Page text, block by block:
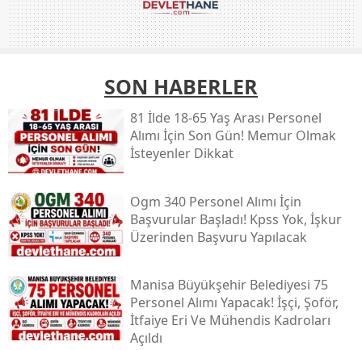
SON HABERLER
81 İlde 18-65 Yaş Arası Personel
Alımı İçin Son Gün! Memur Olmak
İsteyenler Dikkat
Ogm 340 Personel Alımı İçin
Başvurular Başladı! Kpss Yok, İşkur
Üzerinden Başvuru Yapılacak
Manisa Büyükşehir Belediyesi 75
Personel Alımı Yapacak! İşçi, Şoför,
İtfaiye Eri Ve Mühendis Kadroları
Açıldı